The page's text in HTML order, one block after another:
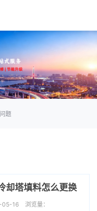
题
却塔填料怎么更换
05-16 浏览量：